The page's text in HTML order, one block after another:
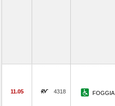
11.05 4318 FOGGIA